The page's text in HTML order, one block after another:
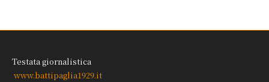
Testata giornalistica
www.battipaglia1929.it